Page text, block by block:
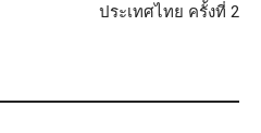
ประเทศไทย ครั้งที่ 2